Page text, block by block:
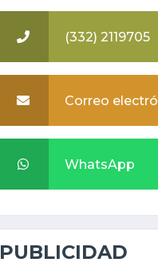
(332) 2119705
Correo
WhatsApp
PUBLICIDAD